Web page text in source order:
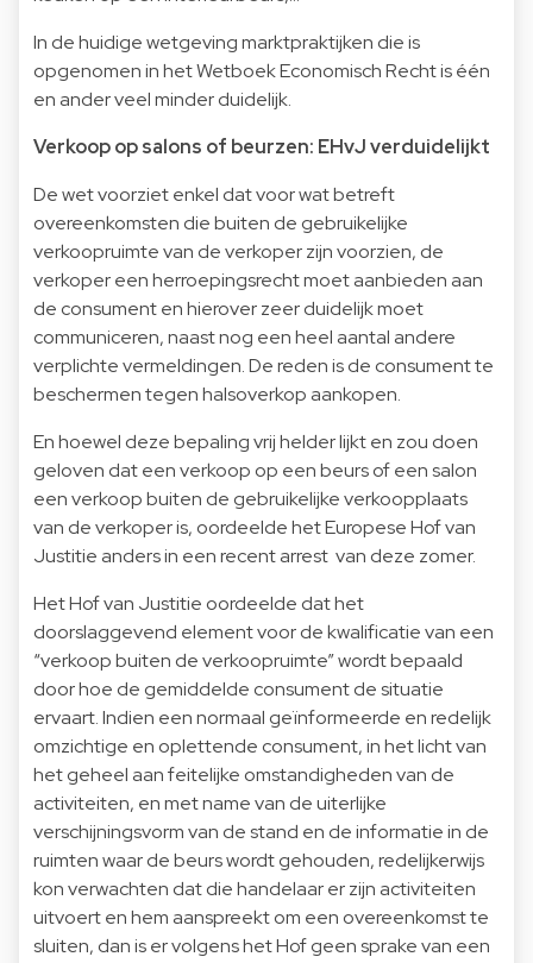
In de huidige wetgeving marktpraktijken die is
opgenomen in het Wetboek Economisch Recht is één
en ander veel minder duidelijk.
Verkoop op salons of beurzen: EHvJ verduidelijkt
De wet voorziet enkel dat voor wat betreft
overeenkomsten die buiten de gebruikelijke
verkoopruimte van de verkoper zijn voorzien, de
verkoper een herroepingsrecht moet aanbieden aan
de consument en hierover zeer duidelijk moet
communiceren, naast nog een heel aantal andere
verplichte vermeldingen. De reden is de consument te
beschermen tegen halsoverkop aankopen.
En hoewel deze bepaling vrij helder lijkt en zou doen
geloven dat een verkoop op een beurs of een salon
een verkoop buiten de gebruikelijke verkoopplaats
van de verkoper is, oordeelde het Europese Hof van
Justitie anders in een recent arrest van deze zomer.
Het Hof van Justitie oordeelde dat het
doorslaggevend element voor de kwalificatie van een
“verkoop buiten de verkoopruimte” wordt bepaald
door hoe de gemiddelde consument de situatie
ervaart. Indien een normaal geïnformeerde en redelijk
omzichtige en oplettende consument, in het licht van
het geheel aan feitelijke omstandigheden van de
activiteiten, en met name van de uiterlijke
verschijningsvorm van de stand en de informatie in de
ruimten waar de beurs wordt gehouden, redelijkerwijs
kon verwachten dat die handelaar er zijn activiteiten
uitvoert en hem aanspreekt om een overeenkomst te
sluiten, dan is er volgens het Hof geen sprake van een